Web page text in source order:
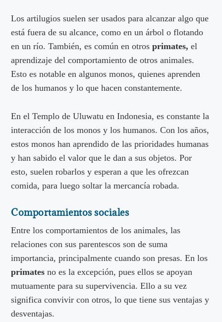
Los artilugios suelen ser usados para alcanzar algo que
está fuera de su alcance, como en un árbol o flotando
en un río. También, es común en otrosprimates, el
aprendizaje del comportamiento de otros animales.
Esto es notable en algunos monos, quienes aprenden
de los humanos y lo que hacen constantemente.
En el Templo de Uluwatu en Indonesia, es constante la
interacción de los monos y los humanos. Con los años,
estos monos han aprendido de las prioridades humanas
y han sabido el valor que le dan a sus objetos. Por
esto, suelen robarlos y esperan a que les ofrezcan
comida, para luego soltar la mercancía robada.
Comportamientos sociales
Entre los comportamientos de los animales, las
relaciones con sus parentescos son de suma
importancia, principalmente cuando son presas. En los
primates no es la excepción, pues ellos se apoyan
mutuamente para su supervivencia. Ello a su vez
significa convivir con otros, lo que tiene sus ventajas y
desventajas.